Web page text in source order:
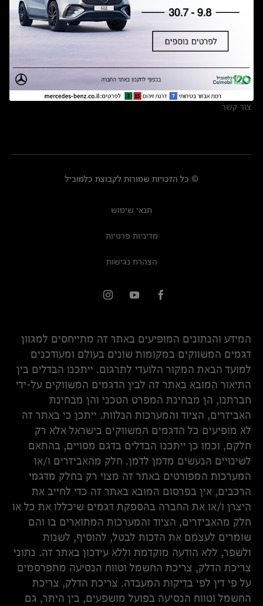
מצאו אותנו
אולמות תצוגה
מרכזי שירות
צור קשר
© כל הזכויות שמורות לקבוצת כלמוביל
תנאי שימוש
מדיניות פרטיות
הצהרת נגישות
המידע והנתונים המופיעים באתר זה מתייחסים למגוון
דגמים המשווקים במקומות שונים בעולם ומעודכנים
למועד הבאת המקור הלועדי לתרגום. ייתכנו הבדלים בין
התיאור המובא באתר זה לבין הדגמים המשווקים על-ידי
חברתנו, הן מבחינת המפרט הטכני והן מבחינת
האביזרים, הציוד והמערכות הנלוות. ייתכן כי באתר זה
לא מופיעים כל הדגמים המשווקים בישראל אלא רק
חלקם, וכמו כן ייתכנו הבדלים בדגם מסויים, בהתאם
לשינויים הנעשים מדמן לדמן. חלק מהאביזרים ו/או
המערכות המפורטים באתר זה מצוי רק בחלק מדגמי
הרכבים, אין בפרסום המובא באתר זה כדי לחייב את
היצרן ו/או את החברה בהספקת דגמים שיכללו את כל או
חלק מהאביזרים, הציוד והמערכות המתוארים בו והם
שומרים לעצמם את הזכות לבטל, להוסיף, לשנות
ולשפר, ללא הודעה מוקדמת וללא עידכון באתר זה. נתוני
צריכת הדלק, צריכת החשמל וטווח הנסיעה מתפרסמים
על פי דין לפי בדיקות המעבדה. צריכת הדלק, צריכת
החשמל וטווח הנסיעה בפועל מושפעים, בין היתר, גם